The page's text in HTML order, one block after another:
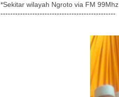
*Sekitar wilayah Ngroto via FM 99Mhz
-----------------------------------------------